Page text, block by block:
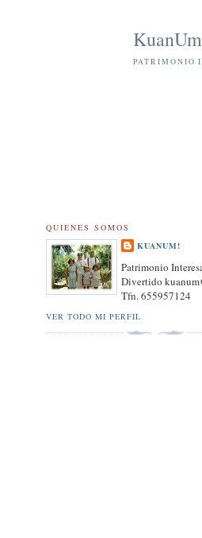
PATRIMONIO
QUIENES SOMOS
KUANUM!
Patrimonio
Divertido
Tfn. 655957124
VER TODO MI PERFIL